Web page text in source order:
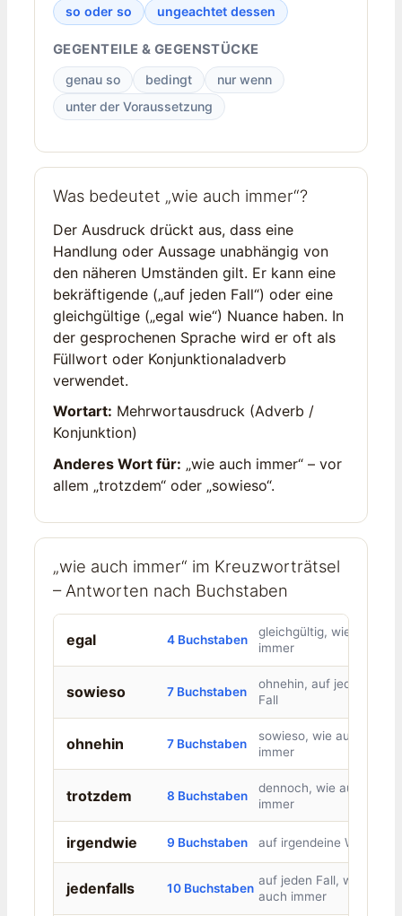
so oder so
ungeachtet dessen
GEGENTEILE & GEGENSTÜCKE
genau so bedingt
nur wenn
unter der Voraussetzung
Was bedeutet „wie auch immer“?
Der Ausdruck drückt aus, dass eine
Handlung oder Aussage unabhängig von
den näheren Umständen gilt. Er kann eine
bekräftigende („auf jeden Fall“) oder eine
gleichgültige („egal wie“) Nuance haben. In
der gesprochenen Sprache wird er oft als
Füllwort oder Konjunktionaladverb
verwendet.
Wortart: Mehrwortausdruck (Adverb /
Konjunktion)
Anderes Wort für: „wie auch immer“ – vor
allem „trotzdem“ oder „sowieso“.
„wie auch immer“ im Kreuzworträtsel
– Antworten nach Buchstaben
egal 4 Buchstaben
gleichgültig, wie auch
immer
sowieso 7 Buchstaben
ohnehin, auf jeden
Fall
ohnehin 7 Buchstaben
sowieso, wie auch
immer
trotzdem 8 Buchstaben
dennoch, wie auch
immer
irgendwie 9 Buchstaben auf irgendeine Weise
jedenfalls 10 Buchstaben
auf jeden Fall, wie
auch immer